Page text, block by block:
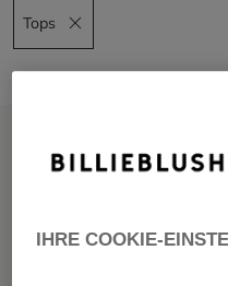
Tops
Remove filter Tops
IHRE COOKIE-